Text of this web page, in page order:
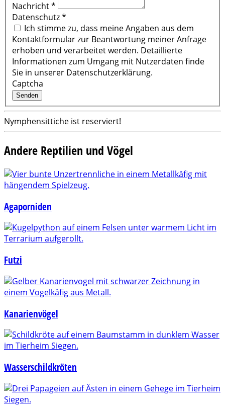
Nachricht*
Datenschutz*
Ich stimme zu, dass meine Angaben aus dem
Kontaktformular zur Beantwortung meiner Anfrage
erhoben und verarbeitet werden. Detaillierte
Informationen zum Umgang mit Nutzerdaten finde
Sie in unserer Datenschutzerklärung.
Captcha
Senden
Nymphensittiche ist reserviert!
Andere Reptilien und Vögel
Agaporniden
Futzi
Kanarienvögel
Wasserschildkröten